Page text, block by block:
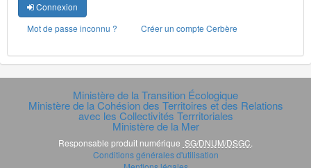
Connexion
Mot de passe inconnu ?
Créer un compte Cerbère
Ministère de la Transition Écologique
Ministère de la Cohésion des Territoires et des Relations
avec les Collectivités Terrritoriales
Ministère de la Mer
Responsable produit numérique SG/DNUM/DSGC.
Conditions générales d'utilisation